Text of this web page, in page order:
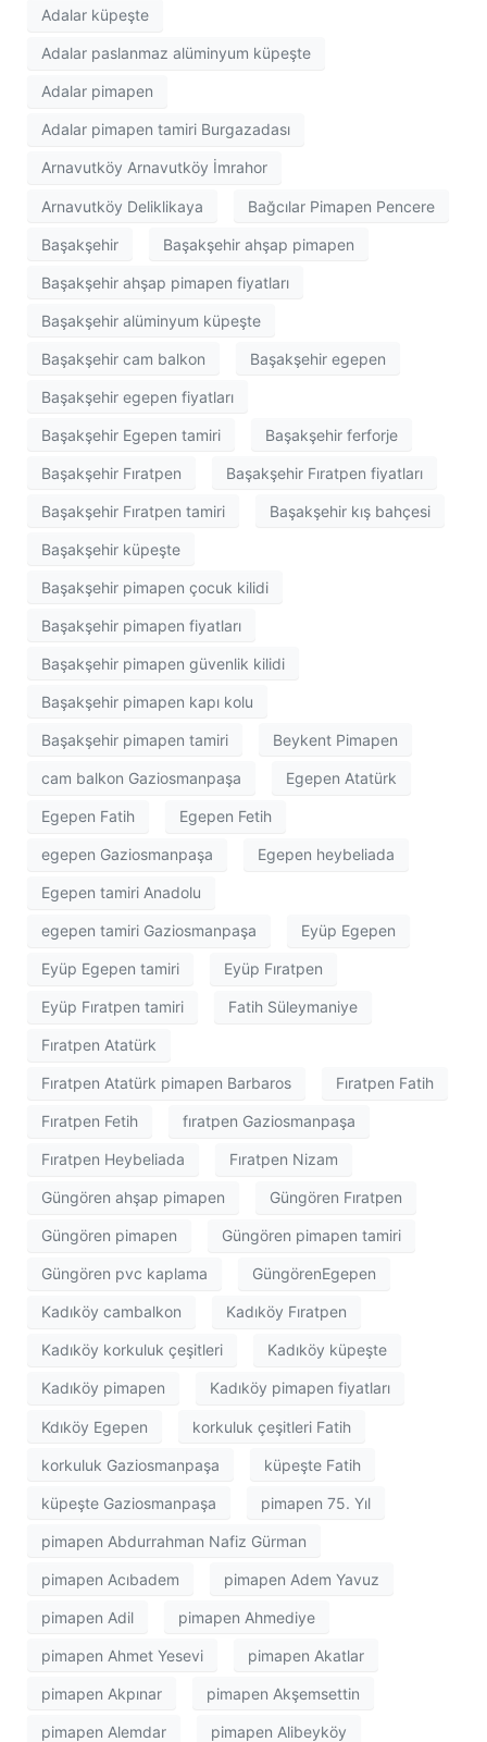
Adalar küpeşte
Adalar paslanmaz alüminyum küpeşte
Adalar pimapen
Adalar pimapen tamiri Burgazadası
Arnavutköy Arnavutköy İmrahor
Arnavutköy Deliklikaya Bağcılar Pimapen Pencere
Başakşehir Başakşehir ahşap pimapen
Başakşehir ahşap pimapen fiyatları
Başakşehir alüminyum küpeşte
Başakşehir cam balkon Başakşehir egepen
Başakşehir egepen fiyatları
Başakşehir Egepen tamiri Başakşehir ferforje
Başakşehir Fıratpen Başakşehir Fıratpen fiyatları
Başakşehir Fıratpen tamiri Başakşehir kış bahçesi
Başakşehir küpeşte
Başakşehir pimapen çocuk kilidi
Başakşehir pimapen fiyatları
Başakşehir pimapen güvenlik kilidi
Başakşehir pimapen kapı kolu
Başakşehir pimapen tamiri Beykent Pimapen
cam balkon Gaziosmanpaşa Egepen Atatürk
Egepen Fatih Egepen Fetih
egepen Gaziosmanpaşa Egepen heybeliada
Egepen tamiri Anadolu
egepen tamiri Gaziosmanpaşa Eyüp Egepen
Eyüp Egepen tamiri Eyüp Fıratpen
Eyüp Fıratpen tamiri Fatih Süleymaniye
Fıratpen Atatürk
Fıratpen Atatürk pimapen Barbaros Fıratpen Fatih
Fıratpen Fetih fıratpen Gaziosmanpaşa
Fıratpen Heybeliada Fıratpen Nizam
Güngören ahşap pimapen Güngören Fıratpen
Güngören pimapen Güngören pimapen tamiri
Güngören pvc kaplama GüngörenEgepen
Kadıköy cambalkon Kadıköy Fıratpen
Kadıköy korkuluk çeşitleri Kadıköy küpeşte
Kadıköy pimapen Kadıköy pimapen fiyatları
Kdıköy Egepen korkuluk çeşitleri Fatih
korkuluk Gaziosmanpaşa küpeşte Fatih
küpeşte Gaziosmanpaşa pimapen 75. Yıl
pimapen Abdurrahman Nafiz Gürman
pimapen Acıbadem pimapen Adem Yavuz
pimapen Adil pimapen Ahmediye
pimapen Ahmet Yesevi pimapen Akatlar
pimapen Akpınar pimapen Akşemsettin
pimapen Alemdar pimapen Alibeyköy